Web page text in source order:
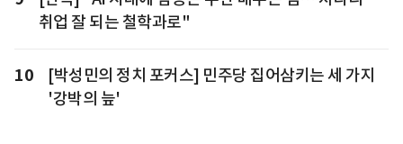
취업 잘 되는 철학과로"
10
[박성민의 정치 포커스] 민주당 집어삼키는 세 가지
'강박의 늪'